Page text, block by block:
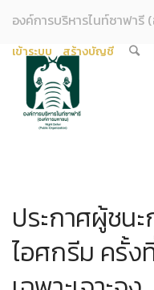
องค์การบริหารไนท์ซาฟารี
เข้าระบบ สร้างบัญชี
ประกาศผู้ชน
ไอศกรีม ครั้ง